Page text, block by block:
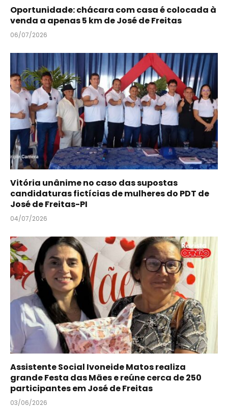
Oportunidade: chácara com casa é colocada à
venda a apenas 5 km de José de Freitas
06/07/2026
Vitória unânime no caso das supostas
candidaturas fictícias de mulheres do PDT de
José de Freitas-PI
04/07/2026
Assistente Social Ivoneide Matos realiza
grande Festa das Mães e reúne cerca de 250
participantes em José de Freitas
03/06/2026